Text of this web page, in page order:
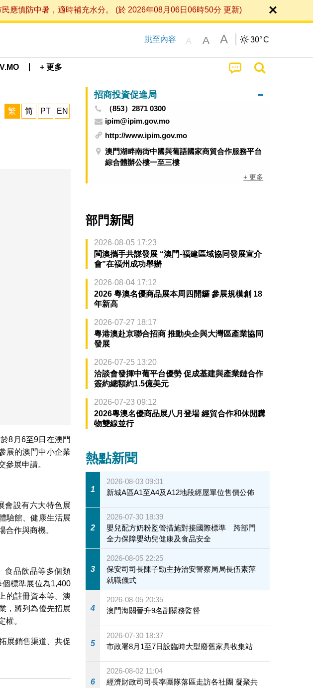
應慎防中暑，適時補充水分。 (於 2026年08月06日06時50分 更新)
跳至內容 A A A 30°C
+ 更多
繁 简 PT EN
8月6至9日在澳門
展的澳門中小企業
參展申請。
會設有六大特色展
驗館、健康生活展
合作與商機。
食品飲品等多個類
標準展位為1,400
的註冊資本等。澳
，將列為優先招展
權。
展銷售渠道、共促
招商投資促進局
（853）2871 0300
ipim@ipim.gov.mo
http://www.ipim.gov.mo
澳門湖畔南街中國與葡語國家商貿合作服務平台
綜合體辦公樓一至三樓
+ 更多
部門新聞
2026-08-05 17:23
閩澳攜手共謀發展 “澳門-福建區域協同發展宣介
會”在福州成功舉辦
2026-08-04 17:12
2026 粵澳名優商品展本周四開鑼 參展規模創 18
年新高
2026-07-27 18:17
粵港澳赴京聯合招商 推動央企與大灣區產業協同
發展
2026-07-25 13:20
洽談會發揮中葡平台優勢 促成基建與產業鏈合作
簽約總額約1.5億美元
2026-07-23 09:12
2026粵澳名優商品展八月登場 經貿合作和休閒購
物雙線並行
熱點新聞
1
2026-08-03 09:01
新城A區A1至A4及A12地段經屋單位售價公佈
2
2026-07-30 18:39
嬰兒配方奶粉監管措施對接國際標準 跨部門
全力保障嬰幼兒健康及食品安全
3
2026-08-05 22:25
保安司司長陳子勁主持治安警察局局長伍素萍
就職儀式
4
2026-08-05 20:35
澳門海關晉升9名副關務監督
5
2026-07-30 18:37
市政署8月1至7日設臨時大型廢舊家具收集站
6
2026-08-02 11:04
經濟財政司司長率團隊落區走訪各社團 凝聚共